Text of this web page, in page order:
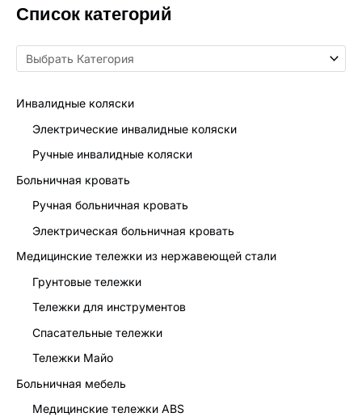
Список категорий
Инвалидные коляски
Электрические инвалидные коляски
Ручные инвалидные коляски
Больничная кровать
Ручная больничная кровать
Электрическая больничная кровать
Медицинские тележки из нержавеющей стали
Грунтовые тележки
Тележки для инструментов
Спасательные тележки
Тележки Майо
Больничная мебель
Медицинские тележки ABS